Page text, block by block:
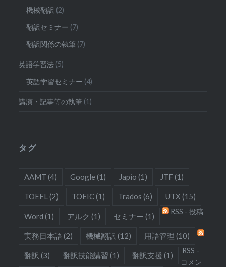
機械翻訳 (2)
翻訳セミナー (7)
翻訳関係の執筆 (7)
英語学習法 (5)
英語学習セミナー (4)
講演・記事等の執筆 (1)
タグ
AAMT (4) Google (1) Japio (1) JTF(1)
TOEFL (2) TOEIC(1) Trados (6) UTX (15)
Word (1) アルク (1) セミナー (1)
実務日本語 (2) 機械翻訳 (12) 用語管理 (10)
翻訳 (3) 翻訳技能講習 (1) 翻訳支援 (1)
RSS - 投稿
RSS -
コメン